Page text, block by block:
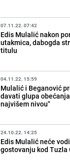
07.11.22. 07:42
Edis Mulalić nakon
utakmica, dabogda
titulu
04.11.22. 15:59
Mulalić i Beganović
davati glupa
najvišem nivou"
24.10.22. 14:25
Edis Mulalić neće
gostovanju kod Tuzla